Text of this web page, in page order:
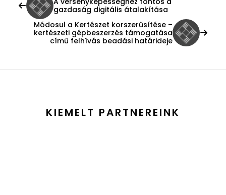
gazdaság digitális átalakítása
Módosul a Kertészet korszerűsítése –
kertészeti gépbeszerzés támogatása
című felhívás beadási határideje
KIEMELT PARTNEREINK